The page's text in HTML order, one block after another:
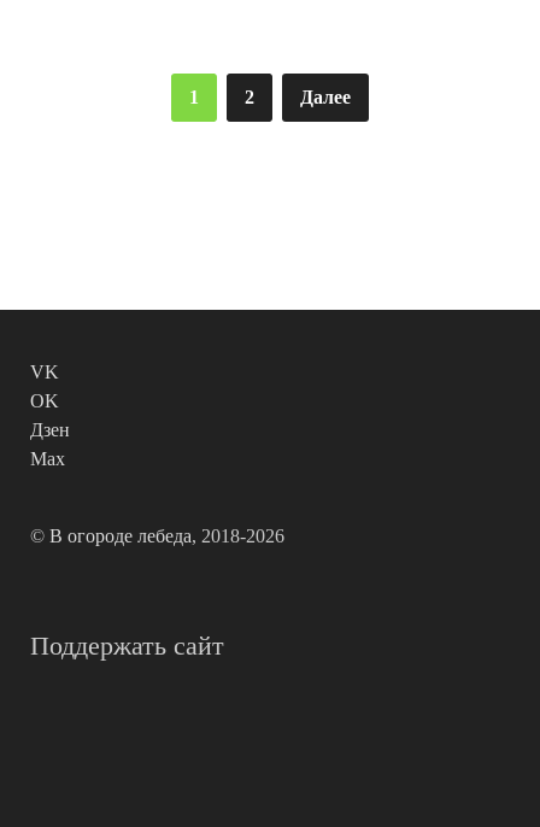
Пагинация
1 2 Далее
VK
OK
Дзен
Max
© В огороде лебеда, 2018-2026
Поддержать сайт